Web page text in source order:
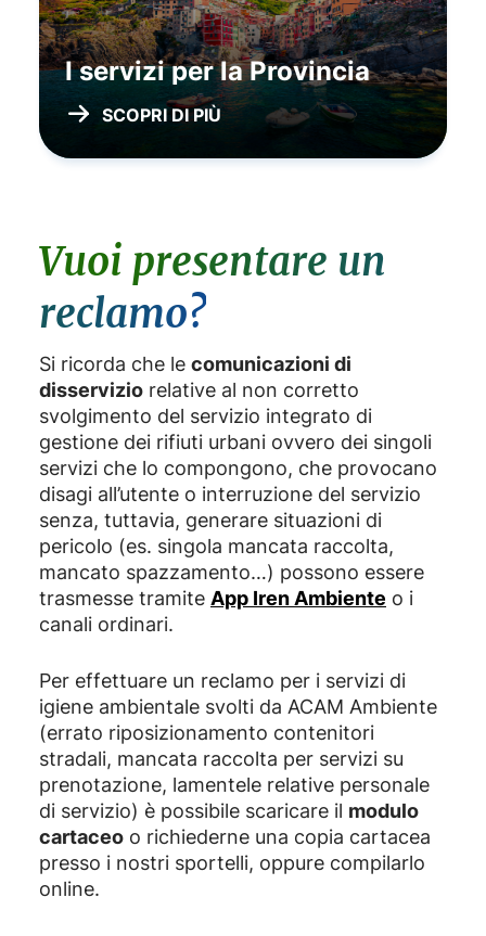
I servizi per la Provincia
SCOPRI DI PIÙ
Vuoi presentare un
reclamo?
Si ricorda che le comunicazioni di
disservizio relative al non corretto
svolgimento del servizio integrato di
gestione dei rifiuti urbani ovvero dei singoli
servizi che lo compongono, che provocano
disagi all’utente o interruzione del servizio
senza, tuttavia, generare situazioni di
pericolo (es. singola mancata raccolta,
mancato spazzamento…) possono essere
trasmesse tramite App Iren Ambiente o i
canali ordinari.
Per effettuare un reclamo per i servizi di
igiene ambientale svolti da ACAM Ambiente
(errato riposizionamento contenitori
stradali, mancata raccolta per servizi su
prenotazione, lamentele relative personale
di servizio) è possibile scaricare il modulo
cartaceo o richiederne una copia cartacea
presso i nostri sportelli, oppure compilarlo
online.